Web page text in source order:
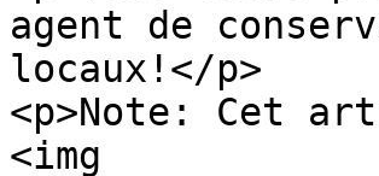
agent de
locaux!</p>
<p>Note: Cet
<img